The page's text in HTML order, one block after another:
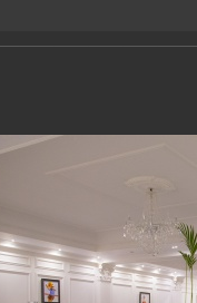
Вместе с
финансовых и
весь накопленный опыт,
существующую систему